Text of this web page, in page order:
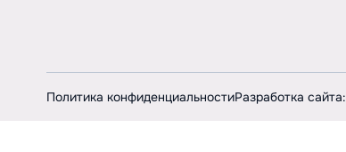
Политика конфиденциальностиРазработка сайта: